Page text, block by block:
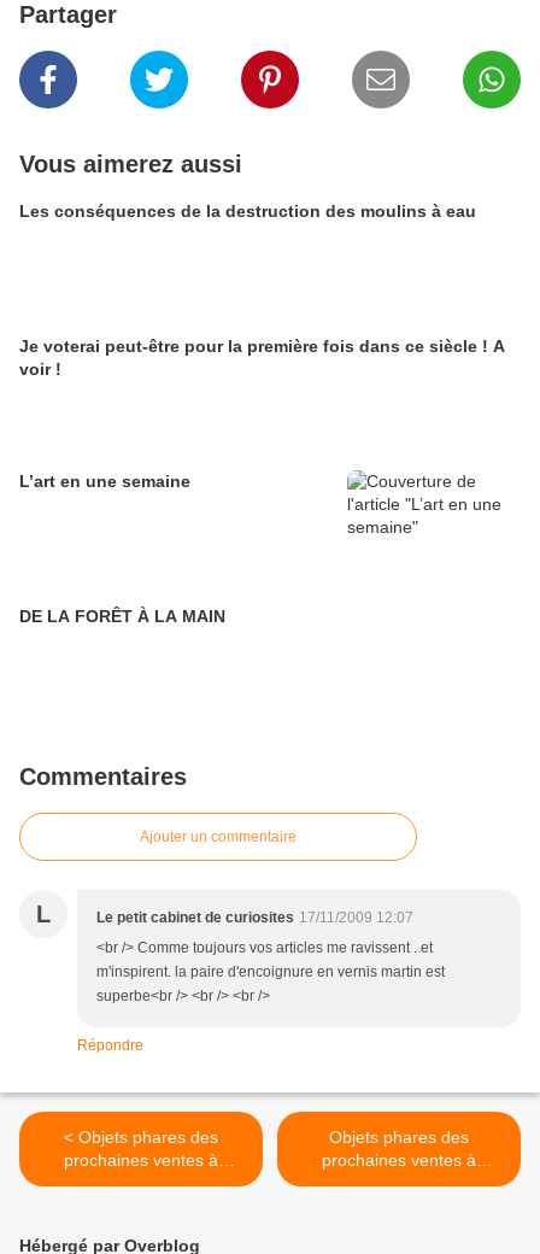
Partager
Vous aimerez aussi
Les conséquences de la destruction des moulins à eau
Je voterai peut-être pour la première fois dans ce siècle ! A
voir !
L’art en une semaine
DE LA FORÊT À LA MAIN
Commentaires
Ajouter un commentaire
L Le petit cabinet de curiosites 17/11/2009 12:07
<br /> Comme toujours vos articles me ravissent ..et
m'inspirent. la paire d'encoignure en vernis martin est
superbe<br /> <br /> <br />
Répondre
< Objets phares des
prochaines ventes à
Drouot, troisième partie :
Objets phares des
prochaines ventes à
Drouot, cinquième partie :
Hébergé par Overblog